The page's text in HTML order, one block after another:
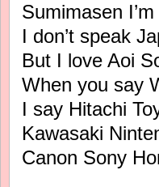
Sumimasen
I don’t speak
But I love Aoi
When you say
I say Hitachi
Kawasaki
Canon Sony